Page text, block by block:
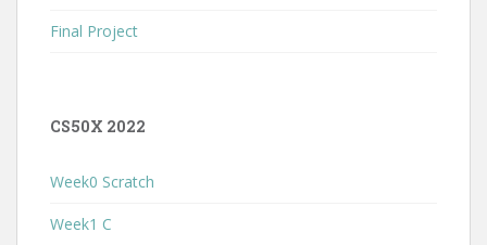
Final Project
CS50X 2022
Week0 Scratch
Week1 C